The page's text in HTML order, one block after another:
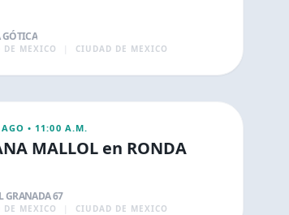
DE MEXICO CIUDAD DE MEXICO
9
• 11:00 A.M.
MALLOL en RONDA
GRANADA 67
DE MEXICO CIUDAD DE MEXICO